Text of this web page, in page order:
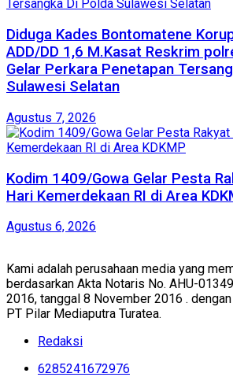
Diduga Kades Bontomatene
ADD/DD 1,6 M.Kasat Reskrim
Gelar Perkara Penetapan
Sulawesi Selatan
Agustus 7, 2026
Kodim 1409/Gowa Gelar Pesta
Hari Kemerdekaan RI di Area
Agustus 6, 2026
Kami adalah perusahaan media yang
berdasarkan Akta Notaris No. AHU-
2016, tanggal 8 November 2016 .
PT Pilar Mediaputra Turatea.
Redaksi
6285241672976